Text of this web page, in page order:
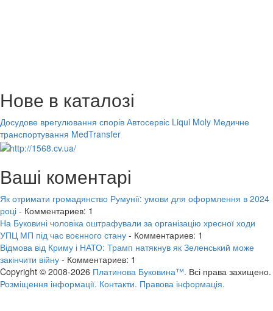
Нове в каталозі
Досудове врегулювання спорів Автосервіс Liqui Moly Медичне
транспортування MedTransfer
Ваші коментарі
Як отримати громадянство Румунії: умови для оформлення в 2024
році - Комментариев: 1
На Буковині чоловіка оштрафували за організацію хресної ходи
УПЦ МП під час воєнного стану - Комментариев: 1
Відмова від Криму і НАТО: Трамп натякнув як Зеленський може
закінчити війну - Комментариев: 1
Copyright © 2008-2026 Платинова Буковина™. Всі права захищено.
Розміщення інформації. Контакти. Правова інформація.